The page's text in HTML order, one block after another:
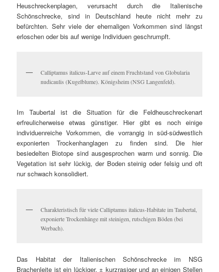
Heuschreckenplagen, verursacht durch die Italienische
Schönschrecke, sind in Deutschland heute nicht mehr zu
befürchten. Sehr viele der ehemaligen Vorkommen sind längst
erloschen oder bis auf wenige Individuen geschrumpft.
Calliptamus italicus-Larve auf einem Fruchtstand von Globularia
nudicaulis (Kugelblume). Königsheim (NSG Langenfeld).
Im Taubertal ist die Situation für die Feldheuschreckenart
erfreulicherweise etwas günstiger. Hier gibt es noch einige
individuenreiche Vorkommen, die vorrangig in süd-südwestlich
exponierten Trockenhanglagen zu finden sind. Die hier
besiedelten Biotope sind ausgesprochen warm und sonnig. Die
Vegetation ist sehr lückig, der Boden steinig oder felsig und oft
nur schwach konsolidiert.
Charakteristisch für viele Calliptamus italicus-Habitate im Taubertal,
exponierte Trockenhänge mit steinigen, rutschigen Böden (bei
Werbach).
Das Habitat der Italienischen Schönschrecke im NSG
Brachenleite ist ein lückiger, ± kurzrasiger und an einigen Stellen